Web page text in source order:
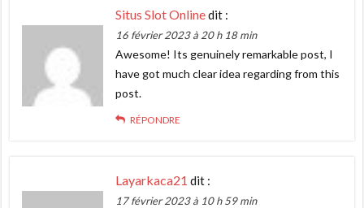
Situs Slot Onlinedit :
16 février 2023 à 20 h 18 min
Awesome! Its genuinely remarkable post, I
have got much clear idea regarding from this
post.
RÉPONDRE
Layarkaca21 dit :
17 février 2023 à 10 h 59 min